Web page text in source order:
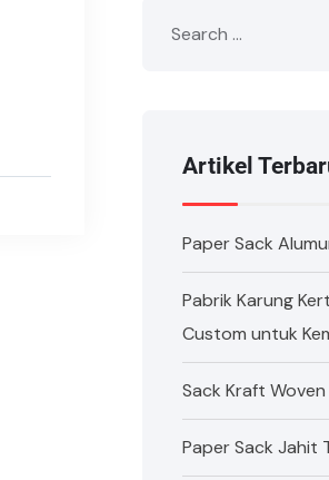
Artikel
Paper Sack
Pabrik Karung
Custom untuk
Sack Kraft
Paper Sack Jahit